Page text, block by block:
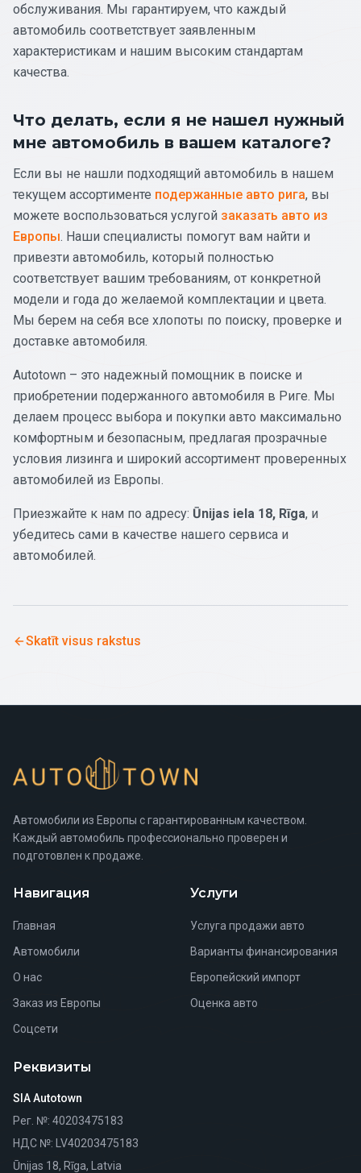
обслуживания. Мы гарантируем, что каждый
автомобиль соответствует заявленным
характеристикам и нашим высоким стандартам
качества.
Что делать, если я не нашел нужный
мне автомобиль в вашем каталоге?
Если вы не нашли подходящий автомобиль в нашем
текущем ассортименте подержанные авто рига, вы
можете воспользоваться услугой заказать авто из
Европы. Наши специалисты помогут вам найти и
привезти автомобиль, который полностью
соответствует вашим требованиям, от конкретной
модели и года до желаемой комплектации и цвета.
Мы берем на себя все хлопоты по поиску, проверке и
доставке автомобиля.
Autotown – это надежный помощник в поиске и
приобретении подержанного автомобиля в Риге. Мы
делаем процесс выбора и покупки авто максимально
комфортным и безопасным, предлагая прозрачные
условия лизинга и широкий ассортимент проверенных
автомобилей из Европы.
Приезжайте к нам по адресу: Ūnijas iela 18, Rīga, и
убедитесь сами в качестве нашего сервиса и
автомобилей.
Skatīt visus rakstus
Автомобили из Европы с гарантированным качеством.
Каждый автомобиль профессионально проверен и
подготовлен к продаже.
Навигация
Главная
Автомобили
О нас
Заказ из Европы
Соцсети
Услуги
Услуга продажи авто
Варианты финансирования
Европейский импорт
Оценка авто
Реквизиты
SIA Autotown
Рег. №: 40203475183
НДС №: LV40203475183
Ūnijas 18, Rīga, Latvia